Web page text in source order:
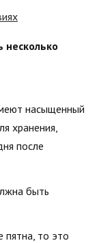
насыщенный
хранения,
после
быть
пятна, то это